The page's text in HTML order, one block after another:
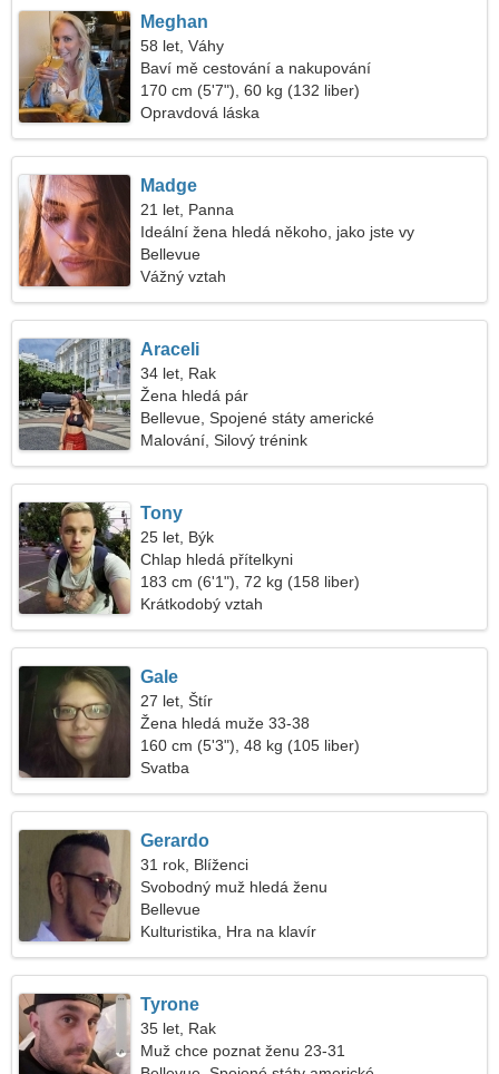
Meghan
58 let, Váhy
Baví mě cestování a nakupování
170 cm (5'7"), 60 kg (132 liber)
Opravdová láska
Madge
21 let, Panna
Ideální žena hledá někoho, jako jste vy
Bellevue
Vážný vztah
Araceli
34 let, Rak
Žena hledá pár
Bellevue, Spojené státy americké
Malování, Silový trénink
Tony
25 let, Býk
Chlap hledá přítelkyni
183 cm (6'1"), 72 kg (158 liber)
Krátkodobý vztah
Gale
27 let, Štír
Žena hledá muže 33-38
160 cm (5'3"), 48 kg (105 liber)
Svatba
Gerardo
31 rok, Blíženci
Svobodný muž hledá ženu
Bellevue
Kulturistika, Hra na klavír
Tyrone
35 let, Rak
Muž chce poznat ženu 23-31